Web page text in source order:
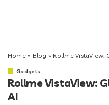
Home» Blog » Rollme VistaView:
Gadgets
Rollme VistaView:
AI